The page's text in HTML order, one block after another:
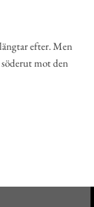
efter. Men
söderut mot den